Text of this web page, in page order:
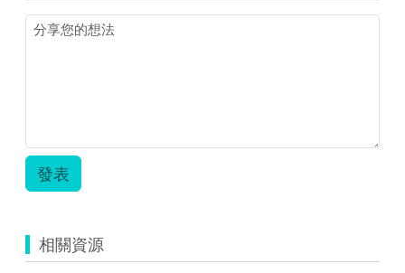
教
發表
相關資源